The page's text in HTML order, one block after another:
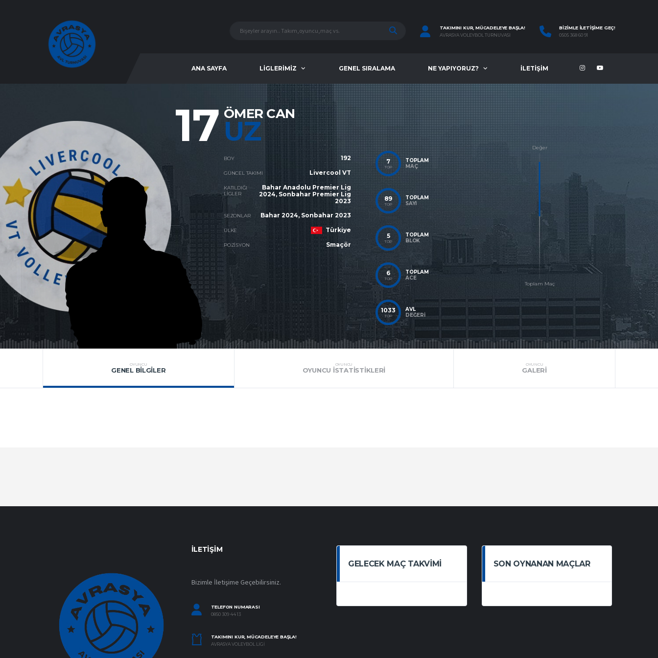
TAKIMINI KUR, MÜCADELEYE BAŞLA!
AVRASYA VOLEYBOL TURNUVASI
BIZIMLE İLETIŞIME GEÇ!
0505 368 60 91
ANA SAYFA LIGLERIMIZ GENEL SIRALAMA NE YAPIYORUZ? İLETIŞIM
17 ÖMER CAN
UZ
BOY 192
GÜNCEL TAKIMI Livercool VT
KATILDIĞI
LIGLER
Bahar Anadolu Premier Lig
2024, Sonbahar Premier Lig
2023
SEZONLAR Bahar 2024, Sonbahar 2023
ÜLKE Türkiye
POZISYON Smaçör
7
TOP
TOPLAM
MAÇ
89
TOP
TOPLAM
SAYI
5
TOP
TOPLAM
BLOK
6
TOP
TOPLAM
ACE
1033
TOP
AVL
DEĞERI
OYUNCU
GENEL BILGILER
OYUNCU
OYUNCU İSTATISTIKLERI
OYUNCU
GALERI
İLETIŞIM
Bizimle İletişime Geçebilirsiniz.
TELEFON NUMARASI
0850 309 44 13
TAKIMINI KUR, MÜCADELEYE BAŞLA!
AVRASYA VOLEYBOL LIGI
GELECEK MAÇ TAKVIMI SON OYNANAN MAÇLAR